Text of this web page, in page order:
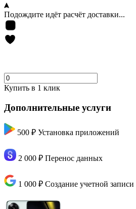
Подождите идёт расчёт доставки...
Купить в 1 клик
Дополнительные услуги
500 ₽ Установка приложений
2 000 ₽ Перенос данных
1 000 ₽ Создание учетной записи